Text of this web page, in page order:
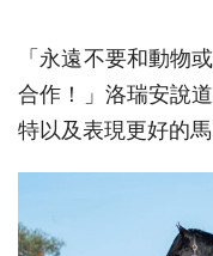
「永遠不要和動物
合作！」洛瑞安說
特以及表現更好的馬